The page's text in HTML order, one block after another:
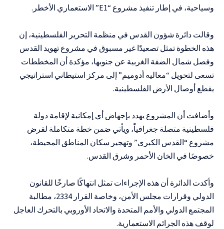
وسياحية، في إطار تنفيذ مشروع “E1” الاستعماري الأخطر.
وقالت دائرة شؤون القدس في منظمة التحرير الفلسطينية، إن
هذه الخطوة تمثل تصعيدًا غير مسبوق في مشروع تهويد القدس
وفصل شمال الضفة الغربية عن جنوبها، مؤكدة أن المخططات
تسعى لتحويل “معاليه أدوميم” إلى مركز استيطاني استراتيجي
يقطع أوصال الأرض الفلسطينية.
وأضافت أن المشروع يهدد بإجهاض أي إمكانية لإقامة دولة
فلسطينية متصلة جغرافياً، ويأتي ضمن خطة متكاملة لفرض
مشروع “القدس الكبرى” وتهجير سكان المناطق المحيطة،
خصوصًا في الخان الأحمر وشرق القدس.
وأكدت الدائرة أن هذه الإجراءات تمثل انتهاكًا صارخًا للقانون
الدولي وقرارات مجلس الأمن، وخاصة القرار 2334، مطالبة
المجتمع الدولي والأمم المتحدة والاتحاد الأوروبي بالتحرك العاجل
لوقف هذه الجرائم الاستعمارية.